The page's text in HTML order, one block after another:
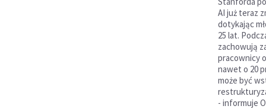
AI już teraz
dotykając
25 lat.
zachowują
pracownicy
nawet o 20
może być
- informuje